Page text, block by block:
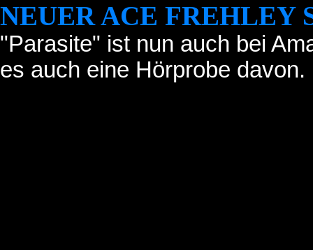
NEUER ACE FREHLEY
"Parasite" ist nun auch bei
es auch eine Hörprobe davon.